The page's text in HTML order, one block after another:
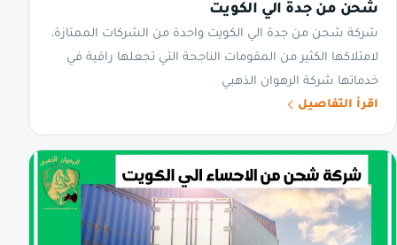
شحن من جدة الي الكويت
شركة شحن من جدة الي الكويت واحدة من الشركات الممتازة،
لامتلاكها الكثير من المقومات الناجحة التي تجعلها راقية في
خدماتها شركة الرهوان الذهبي
اقرأ التفاصيل